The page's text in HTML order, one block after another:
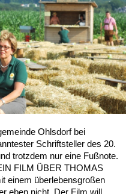
Ohlsdorf bei
Schriftsteller des 20.
trotzdem nur eine Fußnote.
FILM ÜBER THOMAS
einem überlebensgroßen
eben nicht. Der Film will